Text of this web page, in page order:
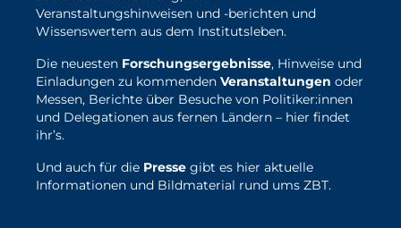
Veranstaltungshinweisen und -berichten und
Wissenswertem aus dem Institutsleben.
Die neuesten Forschungsergebnisse, Hinweise und
Einladungen zu kommenden Veranstaltungen oder
Messen, Berichte über Besuche von Politiker:innen
und Delegationen aus fernen Ländern – hier findet
ihr’s.
Und auch für die Presse gibt es hier aktuelle
Informationen und Bildmaterial rund ums ZBT.